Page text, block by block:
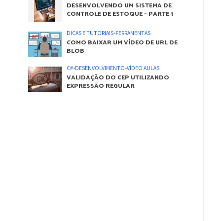
DESENVOLVENDO UM SISTEMA DE
CONTROLE DE ESTOQUE – PARTE 1
DICAS E TUTORIAIS•FERRAMENTAS
COMO BAIXAR UM VÍDEO DE URL DE
BLOB
C#•DESENVOLVIMENTO•VÍDEO AULAS
VALIDAÇÃO DO CEP UTILIZANDO
EXPRESSÃO REGULAR